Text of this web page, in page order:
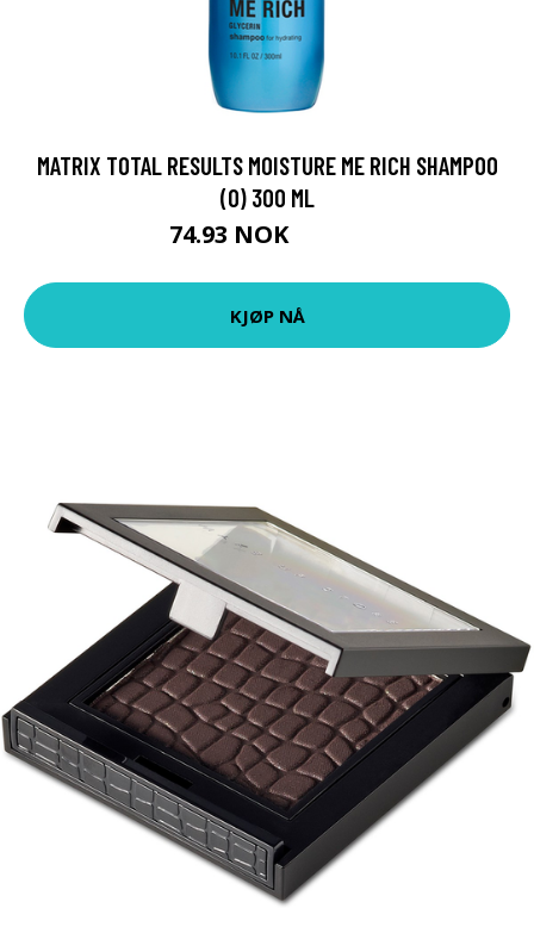
MATRIX TOTAL RESULTS MOISTURE ME RICH SHAMPOO
(O) 300 ML
74.93 NOK
KJØP NÅ